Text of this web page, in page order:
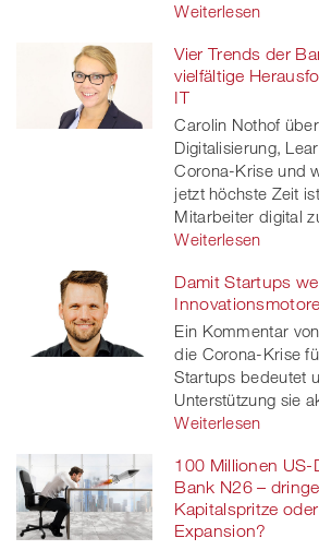
Weiterlesen
Vier Trends der
vielfältige
IT
Carolin Nothof
Digitalisierung,
Corona-Krise und
jetzt höchste Zeit
Mitarbeiter digital
Weiterlesen
Damit Startups
Ein Kommentar
die Corona-Krise
Startups bedeutet
Unterstützung sie
Weiterlesen
100 Millionen US-
Bank N26 –
Kapitalspritze
Expansion?